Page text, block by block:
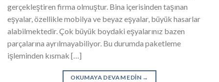
gerçekleştiren firma olmuştur. Bina içerisinden taşınan
eşyalar, özellikle mobilya ve beyaz eşyalar, büyük hasarlar
alabilmektedir. Çok büyük boydaki eşyalarınız bazen
parçalarına ayrılmayabiliyor. Bu durumda paketleme
işleminden kısmak […]
OKUMAYA DEVAM EDIN →